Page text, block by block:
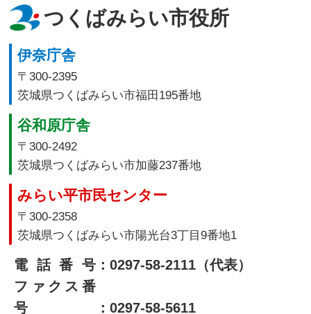
つくばみらい市役所
伊奈庁舎
〒300-2395
茨城県つくばみらい市福田195番地
谷和原庁舎
〒300-2492
茨城県つくばみらい市加藤237番地
みらい平市民センター
〒300-2358
茨城県つくばみらい市陽光台3丁目9番地1
電話番号：0297-58-2111（代表）
ファクス番
号
：0297-58-5611